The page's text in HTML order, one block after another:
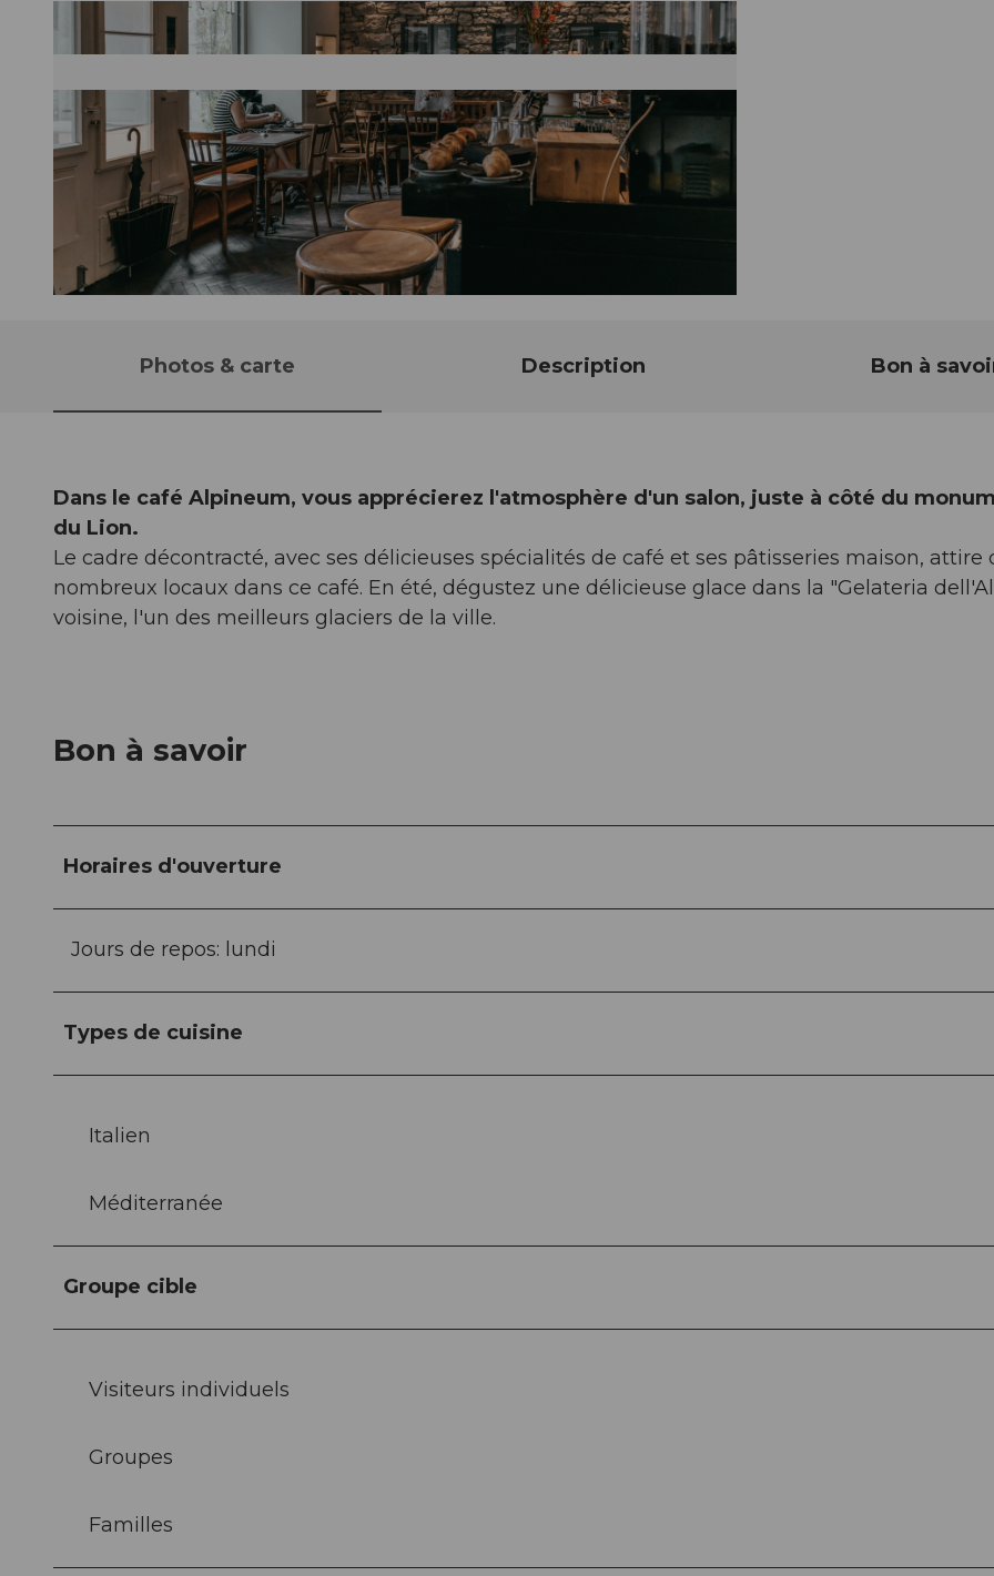
Photos & carte Description Bon à
Dans le café Alpineum, vous apprécierez l'atmosphère d'un salon, juste à côté du
du Lion.
Le cadre décontracté, avec ses délicieuses spécialités de café et ses pâtisseries maison, attire
nombreux locaux dans ce café. En été, dégustez une délicieuse glace dans la "Gelateria
voisine, l'un des meilleurs glaciers de la ville.
Bon à savoir
Horaires d'ouverture
Jours de repos: lundi
Types de cuisine
Italien
Méditerranée
Groupe cible
Visiteurs individuels
Groupes
Familles